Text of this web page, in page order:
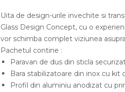
Uita de design-urile invechite si
Glass Design Concept, cu o
vor schimba complet viziunea
Pachetul contine :
Paravan de dus din sticla
Bara stabilizatoare din inox cu kit
Profil din aluminiu anodizat cu